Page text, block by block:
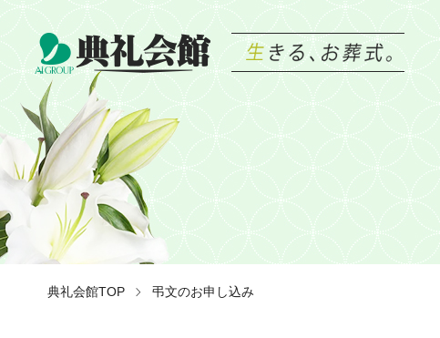
典礼会館TOP 弔文のお申し込み